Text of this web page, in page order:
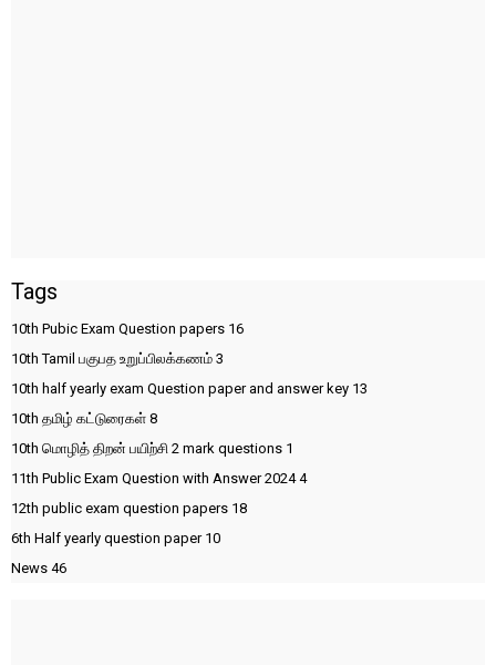
Tags
10th Pubic Exam Question papers 16
10th Tamil பகுபத உறுப்பிலக்கணம் 3
10th half yearly exam Question paper and answer key 13
10th தமிழ் கட்டுரைகள் 8
10th மொழித் திறன் பயிற்சி 2 mark questions 1
11th Public Exam Question with Answer 20244
12th public exam question papers 18
6th Half yearly question paper 10
News 46